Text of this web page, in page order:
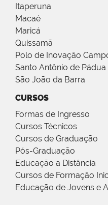
Itaperuna
Macaé
Maricá
Quissamã
Polo de Inovação
Santo Antônio de Pádua
São João da Barra
CURSOS
Formas de Ingresso
Cursos Técnicos
Cursos de Graduação
Pós-Graduação
Educação a Distância
Cursos de Formação
Educação de Jovens e